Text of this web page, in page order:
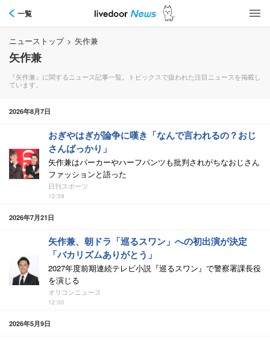
一覧
ニューストップ > 矢作兼
矢作兼
『矢作兼』に関するニュース記事一覧。トピックスで扱われた注目ニュースを掲載し
ています。
2026年8月7日
おぎやはぎが論争に嘆き「なんで言われるの？おじ
さんばっかり」
矢作兼はパーカーやハーフパンツも批判されがちなおじさん
ファッションと語った
日刊スポーツ
12:39
2026年7月21日
矢作兼、朝ドラ「巡るスワン」への初出演が決定
「バカリズムありがとう」
2027年度前期連続テレビ小説『巡るスワン』で警察署課長役
を演じる
オリコンニュース
12:00
2026年5月9日